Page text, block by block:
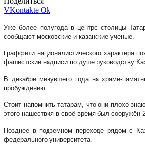
VKontakte Ok
Уже более полугода в центре столицы
сообщают московские и казанские ученые.
Граффити националистического характера
фашистские надписи по душе руководству
В декабре минувшего года на храме-
пробуждению.
Стоит напомнить татарам, что они плохо
этого нашествия в своё время был сооружён
Позднее в подземном переходе рядом с
федерального университета.